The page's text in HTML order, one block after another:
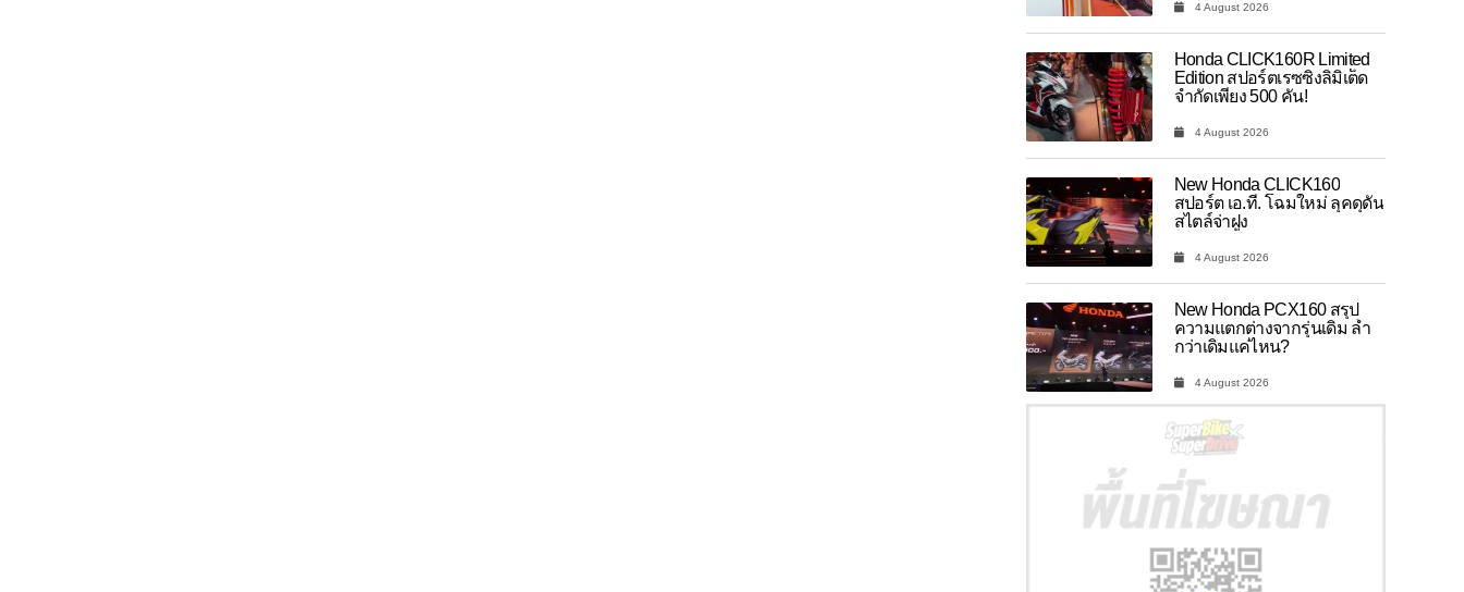
4 August 2026
Honda CLICK160R Limited
Edition สปอร์ตเรซซิ่งลิมิเต็ด
จำกัดเพียง 500 คัน!
4 August 2026
New Honda CLICK160
สปอร์ต เอ.ที. โฉมใหม่ ลุคดุดัน
สไตล์จ่าฝูง
4 August 2026
New Honda PCX160 สรุป
ความแตกต่างจากรุ่นเดิม ล้ำ
กว่าเดิมแค่ไหน?
4 August 2026